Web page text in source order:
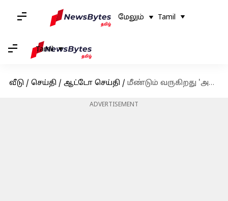
மேலும் Tamil
Tamil
வீடு / செய்தி / ஆட்டோ செய்தி / மீண்டும் வருகிறது 'அவெஞ்சர் 220 ஸ்ட்ரீட்'.. பஜாஜின் திட்டம் என்ன?
ADVERTISEMENT